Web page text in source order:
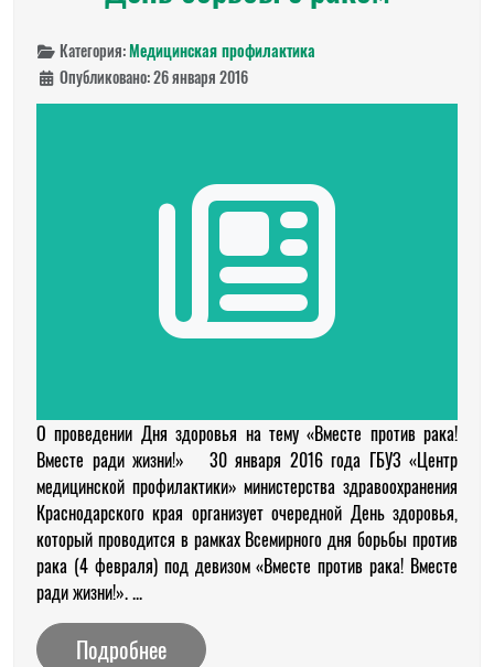
Категория:Медицинская профилактика
Опубликовано: 26 января 2016
О проведении Дня здоровья на тему «Вместе против рака!
Вместе ради жизни!» 30 января 2016 года ГБУЗ «Центр
медицинской профилактики» министерства здравоохранения
Краснодарского края организует очередной День здоровья,
который проводится в рамках Всемирного дня борьбы против
рака (4 февраля) под девизом «Вместе против рака! Вместе
ради жизни!». ...
Подробнее